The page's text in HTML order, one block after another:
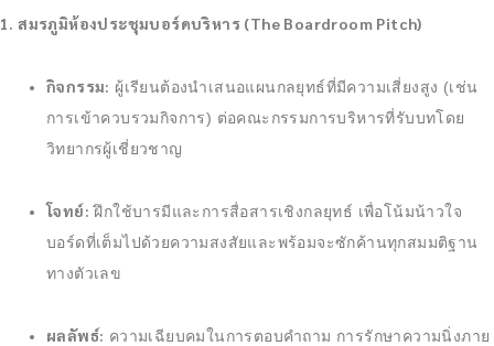
1. สมรภูมิห้องประชุมบอร์ดบริหาร (The Boardroom Pitch)
กิจกรรม: ผู้เรียนต้องนำเสนอแผนกลยุทธ์ที่มีความเสี่ยงสูง (เช่น
การเข้าควบรวมกิจการ) ต่อคณะกรรมการบริหารที่รับบทโดย
วิทยากรผู้เชี่ยวชาญ
โจทย์: ฝึกใช้บารมีและการสื่อสารเชิงกลยุทธ์ เพื่อโน้มน้าวใจ
บอร์ดที่เต็มไปด้วยความสงสัยและพร้อมจะซักค้านทุกสมมติฐาน
ทางตัวเลข
ผลลัพธ์: ความเฉียบคมในการตอบคำถาม การรักษาความนิ่งภาย